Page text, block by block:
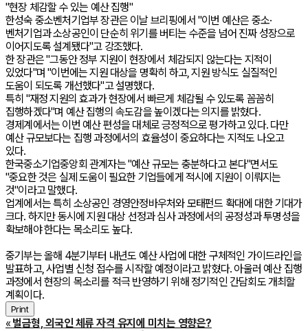
"현장 체감할 수 있는 예산 집행"
한성숙 중소벤처기업부 장관은 이날 브리핑에서 "이번 예산은 중소·
벤처기업과 소상공인이 단순히 위기를 버티는 수준을 넘어 진짜 성장으로
이어지도록 설계됐다"고 강조했다.
한 장관은 "그동안 정부 지원이 현장에서 체감되지 않는다는 지적이
있었다"며 "이번에는 지원 대상을 명확히 하고, 지원 방식도 실질적인
도움이 되도록 개선했다"고 설명했다.
특히 "재정 지원의 효과가 현장에서 빠르게 체감될 수 있도록 꼼꼼히
집행하겠다"며 예산 집행의 속도감을 높이겠다는 의지를 밝혔다.
경제계에서는 이번 예산 편성을 대체로 긍정적으로 평가하고 있다. 다만
예산 규모보다는 집행 과정에서의 효율성이 중요하다는 지적도 나오고
있다.
한국중소기업중앙회 관계자는 "예산 규모는 충분하다고 본다"면서도
"중요한 것은 실제 도움이 필요한 기업들에게 적시에 지원이 이뤄지는
것"이라고 말했다.
업계에서는 특히 소상공인 경영안정바우처와 모태펀드 확대에 대한 기대가
크다. 하지만 동시에 지원 대상 선정과 심사 과정에서의 공정성과 투명성을
확보해야 한다는 목소리도 높다.
중기부는 올해 4분기부터 내년도 예산 사업에 대한 구체적인 가이드라인을
발표하고, 사업별 신청 접수를 시작할 예정이라고 밝혔다. 아울러 예산 집행
과정에서 현장의 목소리를 적극 반영하기 위해 정기적인 간담회도 개최할
계획이다.
Print
« 벌금형, 외국인 체류 자격 유지에 미치는 영향은?